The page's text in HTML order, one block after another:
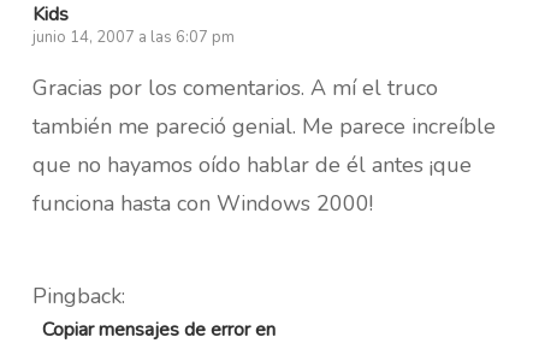
Kids
junio 14, 2007 a las 6:07 pm
Gracias por los comentarios. A mí el truco
también me pareció genial. Me parece increíble
que no hayamos oído hablar de él antes ¡que
funciona hasta con Windows 2000!
Pingback:
Copiar mensajes de error en